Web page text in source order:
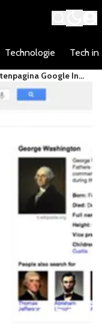
Technologie Tech in
Google In
Gestoken